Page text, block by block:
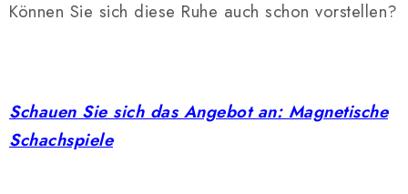
Können Sie sich diese Ruhe auch schon vorstellen?
Schauen Sie sich das Angebot an: Magnetische
Schachspiele